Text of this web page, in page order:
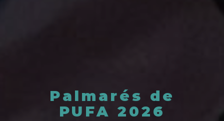
Palmarés de
PUFA 2026